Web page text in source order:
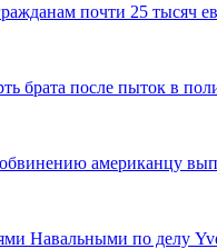
почти 25 тысяч
брата после пыток в
американцу
Навальными по делу